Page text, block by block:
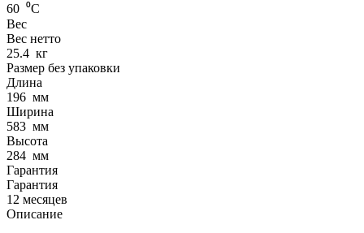
60 ⁰С
Вес
Вес нетто
25.4 кг
Размер без упаковки
Длина
196 мм
Ширина
583 мм
Высота
284 мм
Гарантия
Гарантия
12 месяцев
Описание